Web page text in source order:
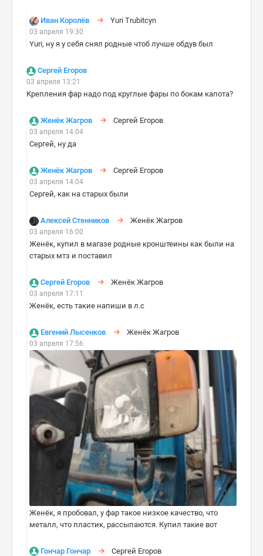
Иван Королёв Yuri Trubitcyn
03 апреля 19:30
Yuri, ну я у себя снял родные чтоб лучше обдув был
Сергей Егоров
03 апреля 13:21
Крепления фар надо под круглые фары по бокам капота?
Женёк Жагров Сергей Егоров
03 апреля 14:04
Сергей, ну да
Женёк Жагров Сергей Егоров
03 апреля 14:04
Сергей, как на старых были
Алексей Стенников Женёк Жагров
03 апреля 16:00
Женёк, купил в магазе родные кронштеины как были на
старых мтз и поставил
Сергей Егоров Женёк Жагров
03 апреля 17:11
Женёк, есть такие напиши в л.с
Евгений Лысенков Женёк Жагров
03 апреля 17:56
Женёк, я пробовал, у фар такое низкое качество, что
металл, что пластик, рассыпаются. Купил такие вот
Гончар Гончар Сергей Егоров